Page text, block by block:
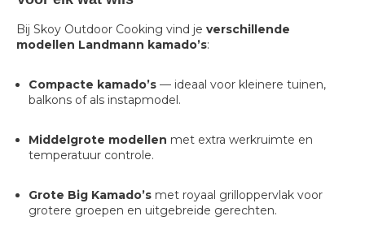
Bij Skoy Outdoor Cooking vind je verschillende
modellen Landmann kamado’s:
Compacte kamado’s — ideaal voor kleinere tuinen,
balkons of als instapmodel.
Middelgrote modellen met extra werkruimte en
temperatuur controle.
Grote Big Kamado’s met royaal grilloppervlak voor
grotere groepen en uitgebreide gerechten.